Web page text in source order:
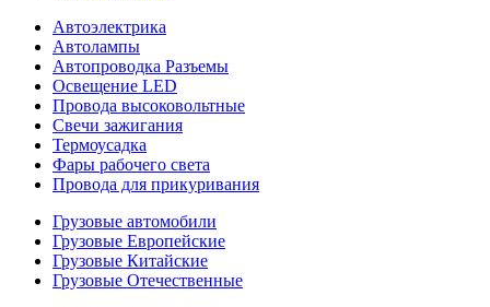
Автоэлектрика
Автолампы
Автопроводка Разъемы
Освещение LED
Провода высоковольтные
Свечи зажигания
Термоусадка
Фары рабочего света
Провода для прикуривания
Грузовые автомобили
Грузовые Европейские
Грузовые Китайские
Грузовые Отечественные